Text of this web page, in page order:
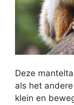
Deze
als het
klein en